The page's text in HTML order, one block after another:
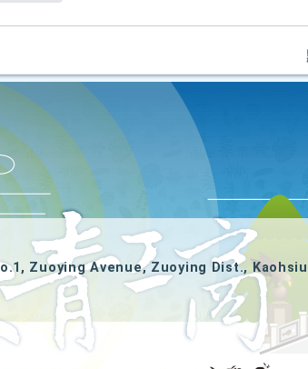
Zuoying Avenue, Zuoying Dist.,